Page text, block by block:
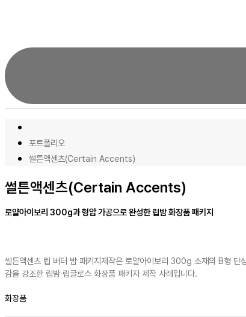
포트폴리오
썰튼액센츠(Certain Accents)
썰튼액센츠(Certain Accents)
로얄아이보리 300g과 형압 가공으로 완성한 립밤 화장품 패키지
썰튼액센츠 립 버터 밤 패키지제작은 로얄아이보리 300g 소재의 B형 단
감을 강조한 립밤·립글로스 화장품 패키지 제작 사례입니다.
화장품